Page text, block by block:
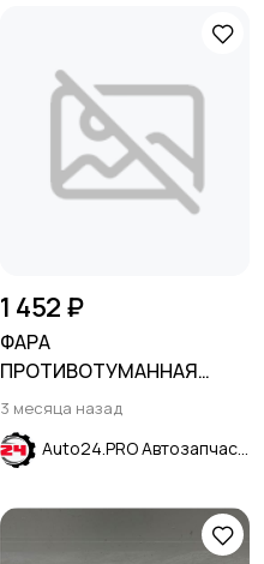
1 452 ₽
ФАРА
ПРОТИВОТУМАННАЯ
ПРАВАЯ KIA SPORTAGE SL
2010-2016
3 месяца назад
Auto24.PRO Автозапчасти